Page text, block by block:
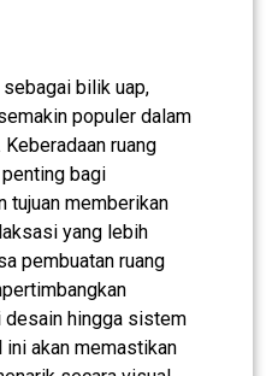
bilik uap,
populer dalam
ruang
bagi
tujuan memberikan
yang lebih
pembuatan ruang
desain hingga sistem
akan memastikan